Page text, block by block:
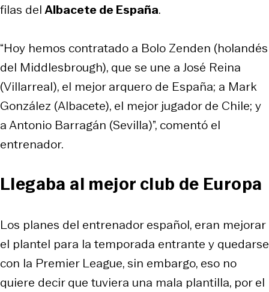
filas delAlbacete de España.
“Hoy hemos contratado a Bolo Zenden (holandés
del Middlesbrough), que se une a José Reina
(Villarreal), el mejor arquero de España; a Mark
González (Albacete), el mejor jugador de Chile; y
a Antonio Barragán (Sevilla)”, comentó el
entrenador.
Llegaba al mejor club de Europa
Los planes del entrenador español, eran mejorar
el plantel para la temporada entrante y quedarse
con la Premier League, sin embargo, eso no
quiere decir que tuviera una mala plantilla, por el